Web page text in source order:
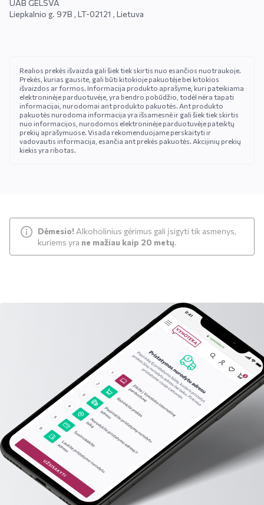
UAB GELSVA
Liepkalnio g. 97B , LT-02121 , Lietuva
Realios prekės išvaizda gali šiek tiek skirtis nuo esančios nuotraukoje.
Prekės, kurias gausite, gali būti kitokioje pakuotėje bei kitokios
išvaizdos ar formos. Informacija produkto aprašyme, kuri pateikiama
elektroninėje parduotuvėje, yra bendro pobūdžio, todėl nėra tapati
informacijai, nurodomai ant produkto pakuotės. Ant produkto
pakuotės nurodoma informacija yra išsamesnė ir gali šiek tiek skirtis
nuo informacijos, nurodomos elektroninėje parduotuvėje pateiktų
prekių aprašymuose. Visada rekomenduojame perskaityti ir
vadovautis informacija, esančia ant prekės pakuotės. Akcijinių prekių
kiekis yra ribotas.
Dėmesio! Alkoholinius gėrimus gali įsigyti tik asmenys,
kuriems yra ne mažiau kaip 20 metų.